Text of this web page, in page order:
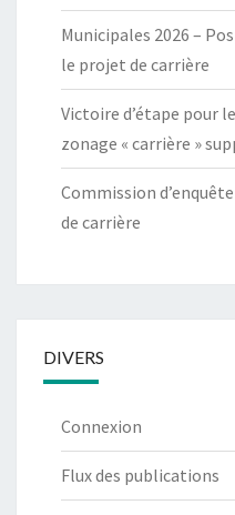
Municipales 2026 –
le projet de carrière
Victoire d’étape pour
zonage « carrière »
Commission
de carrière
DIVERS
Connexion
Flux des publications